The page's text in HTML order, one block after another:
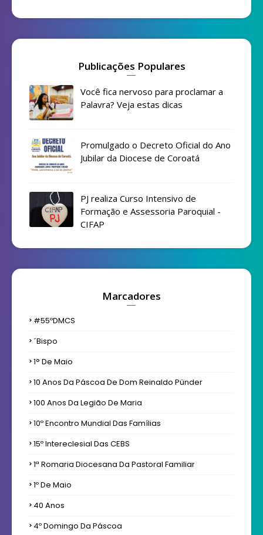
Publicações Populares
Você fica nervoso para proclamar a
Palavra? Veja estas dicas
Promulgado o Decreto Oficial do Ano
Jubilar da Diocese de Coroatá
PJ realiza Curso Intensivo de
Formação e Assessoria Paroquial -
CIFAP
Marcadores
#55ºDMCS
´bispo
1° De Maio
10 Anos Da Páscoa De Dom Reinaldo Pünder
100 Anos Da Legião De Maria
10º Encontro Mundial Das Famílias
15º Intereclesial Das CEBS
1ª Romaria Diocesana Da Pastoral Familiar
1º De Maio
40 Anos
4º Domingo Da Páscoa